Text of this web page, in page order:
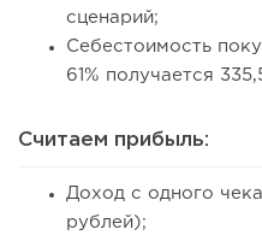
сценарий;
Себестоимость
61% получается
Считаем прибыль:
Доход с одного
рублей);